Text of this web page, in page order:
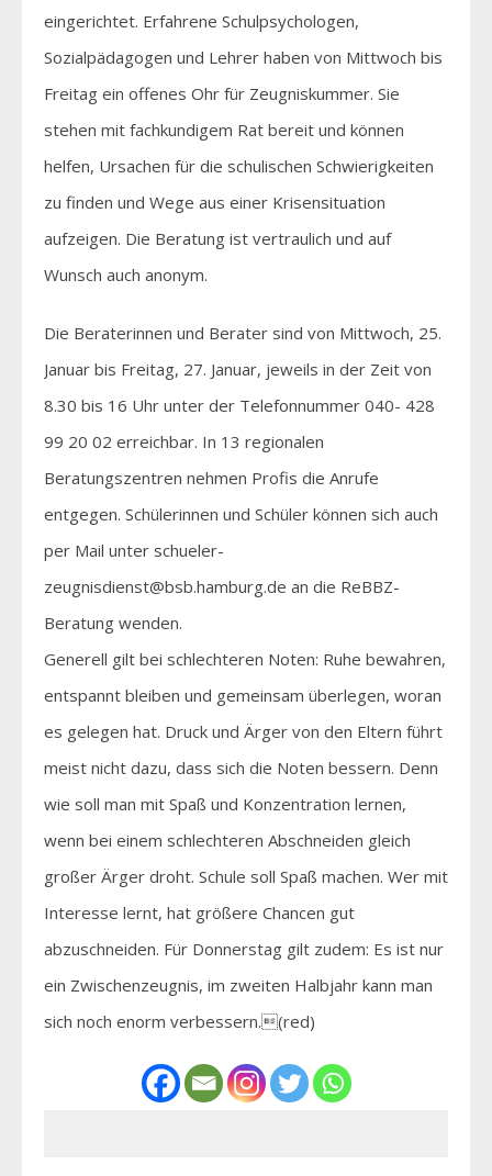
eingerichtet. Erfahrene Schulpsychologen,
Sozialpädagogen und Lehrer haben von Mittwoch bis
Freitag ein offenes Ohr für Zeugniskummer. Sie
stehen mit fachkundigem Rat bereit und können
helfen, Ursachen für die schulischen Schwierigkeiten
zu finden und Wege aus einer Krisensituation
aufzeigen. Die Beratung ist vertraulich und auf
Wunsch auch anonym.
Die Beraterinnen und Berater sind von Mittwoch, 25.
Januar bis Freitag, 27. Januar, jeweils in der Zeit von
8.30 bis 16 Uhr unter der Telefonnummer 040- 428
99 20 02 erreichbar. In 13 regionalen
Beratungszentren nehmen Profis die Anrufe
entgegen. Schülerinnen und Schüler können sich auch
per Mail unter schueler-
zeugnisdienst@bsb.hamburg.de an die ReBBZ-
Beratung wenden.
Generell gilt bei schlechteren Noten: Ruhe bewahren,
entspannt bleiben und gemeinsam überlegen, woran
es gelegen hat. Druck und Ärger von den Eltern führt
meist nicht dazu, dass sich die Noten bessern. Denn
wie soll man mit Spaß und Konzentration lernen,
wenn bei einem schlechteren Abschneiden gleich
großer Ärger droht. Schule soll Spaß machen. Wer mit
Interesse lernt, hat größere Chancen gut
abzuschneiden. Für Donnerstag gilt zudem: Es ist nur
ein Zwischenzeugnis, im zweiten Halbjahr kann man
sich noch enorm verbessern.(red)